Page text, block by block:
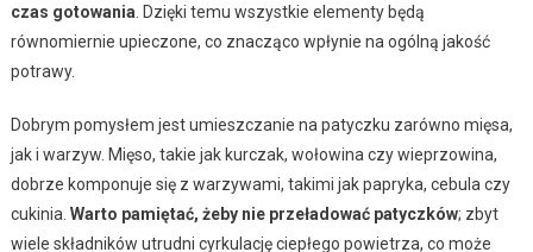
czas gotowania . Dzięki temu wszystkie elementy będą
równomiernie upieczone, co znacząco wpłynie na ogólną jakość
potrawy.
Dobrym pomysłem jest umieszczanie na patyczku zarówno mięsa,
jak i warzyw. Mięso, takie jak kurczak, wołowina czy wieprzowina,
dobrze komponuje się z warzywami, takimi jak papryka, cebula czy
cukinia. Warto pamiętać, żeby nie przeładować patyczków; zbyt
wiele składników utrudni cyrkulację ciepłego powietrza, co może